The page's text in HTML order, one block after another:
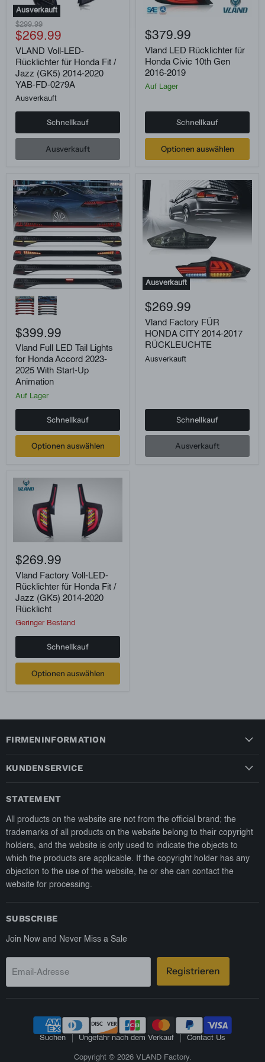
Ausverkauft
VLAND
Voll-
LED-
Rücklichter
für
Honda
Fit
Jazz
YAB-
Ursprünglicher
Preis
$299.99
Aktueller
Preis
$269.99
VLAND Voll-LED-
Rücklichter für Honda Fit /
Jazz (GK5) 2014-2020
YAB-FD-0279A
Ausverkauft
Schnellkauf
Ausverkauft
LED
Rücklichter
für
Honda
Civic
10th
Gen
$379.99
Vland LED Rücklichter für
Honda Civic 10th Gen
2016-2019
Auf Lager
Schnellkauf
Optionen auswählen
Full
LED
Lights
for
Honda
Accord
2023-
2025
Start-
Up
Animation
$399.99
Vland Full LED Tail Lights
for Honda Accord 2023-
2025 With Start-Up
Animation
Auf Lager
Schnellkauf
Optionen auswählen
Ausverkauft
Factory
FÜR
HONDA
CITY
2014-
2017
RÜCKLEUCHTE
$269.99
Vland Factory FÜR
HONDA CITY 2014-2017
RÜCKLEUCHTE
Ausverkauft
Schnellkauf
Ausverkauft
Factory
Voll-
LED-
Rücklichter
für
Honda
Fit
2020
Rücklicht
$269.99
Vland Factory Voll-LED-
Rücklichter für Honda Fit /
Jazz (GK5) 2014-2020
Rücklicht
Geringer Bestand
Schnellkauf
Optionen auswählen
FIRMENINFORMATION
KUNDENSERVICE
STATEMENT
All products on the website are not from the official brand; the
trademarks of all products on the website belong to their copyright
holders, and the website is only used to indicate the objects to
which the products are applicable. If the copyright holder has any
objection to the use of the website, he or she can contact the
website for processing.
SUBSCRIBE
Join Now and Never Miss a Sale
Email-Adresse Registrieren
Suchen Ungefähr nach dem Verkauf Contact Us
Copyright © 2026 VLAND Factory.